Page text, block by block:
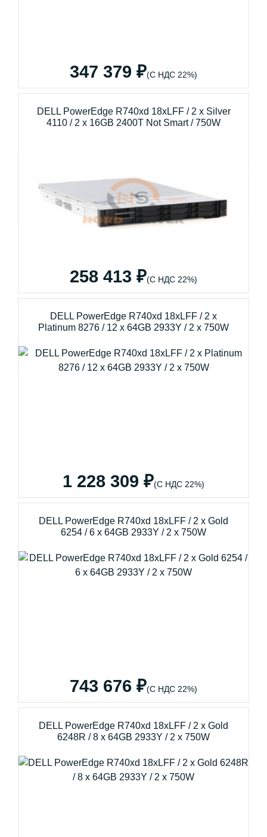
347 379 ₽(С НДС 22%)
DELL PowerEdge R740xd 18xLFF / 2 x Silver
4110 / 2 x 16GB 2400T Not Smart / 750W
258 413 ₽(С НДС 22%)
DELL PowerEdge R740xd 18xLFF / 2 x
Platinum 8276 / 12 x 64GB 2933Y / 2 x 750W
1 228 309 ₽(С НДС 22%)
DELL PowerEdge R740xd 18xLFF / 2 x Gold
6254 / 6 x 64GB 2933Y / 2 x 750W
743 676 ₽(С НДС 22%)
DELL PowerEdge R740xd 18xLFF / 2 x Gold
6248R / 8 x 64GB 2933Y / 2 x 750W